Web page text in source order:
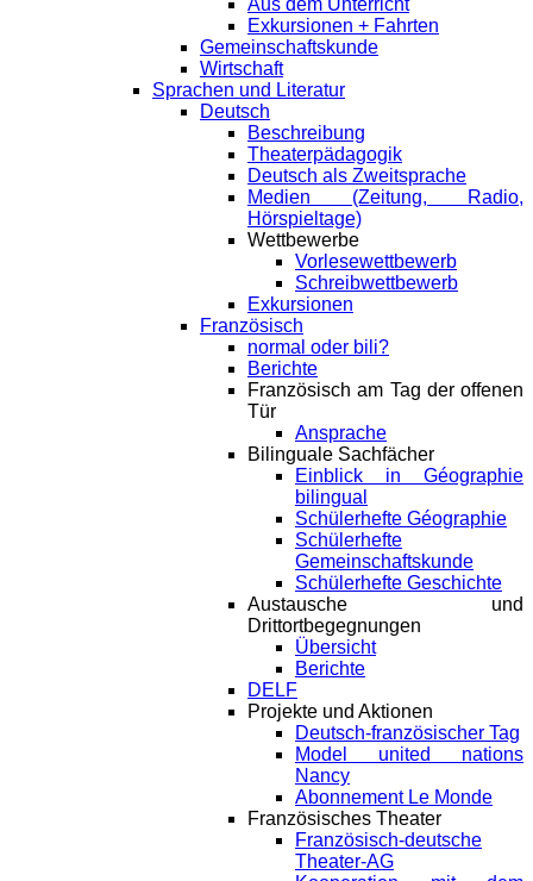
Aus dem Unterricht
Exkursionen + Fahrten
Gemeinschaftskunde
Wirtschaft
Sprachen und Literatur
Deutsch
Beschreibung
Theaterpädagogik
Deutsch als Zweitsprache
Medien (Zeitung, Radio,
Hörspieltage)
Wettbewerbe
Vorlesewettbewerb
Schreibwettbewerb
Exkursionen
Französisch
normal oder bili?
Berichte
Französisch am Tag der offenen
Tür
Ansprache
Bilinguale Sachfächer
Einblick in Géographie
bilingual
Schülerhefte Géographie
Schülerhefte
Gemeinschaftskunde
Schülerhefte Geschichte
Austausche und
Drittortbegegnungen
Übersicht
Berichte
DELF
Projekte und Aktionen
Deutsch-französischer Tag
Model united nations
Nancy
Abonnement Le Monde
Französisches Theater
Französisch-deutsche
Theater-AG